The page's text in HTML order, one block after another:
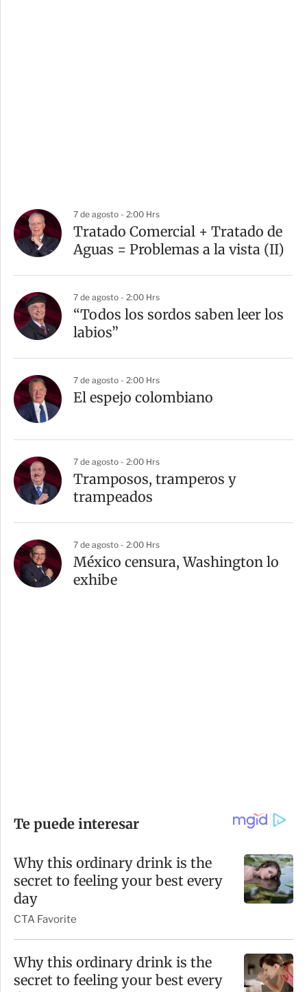
7 de agosto - 2:00 Hrs
Tratado Comercial + Tratado de
Aguas = Problemas a la vista (II)
7 de agosto - 2:00 Hrs
“Todos los sordos saben leer los
labios”
7 de agosto - 2:00 Hrs
El espejo colombiano
7 de agosto - 2:00 Hrs
Tramposos, tramperos y
trampeados
7 de agosto - 2:00 Hrs
México censura, Washington lo
exhibe